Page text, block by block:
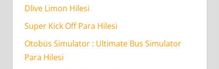
Dlive Limon Hilesi
Super Kick Off Para Hilesi
Otobüs Simulator : Ultimate Bus Simulator
Para Hilesi